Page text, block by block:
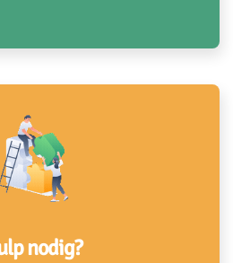
nodig?